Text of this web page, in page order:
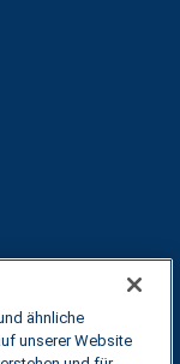
ähnliche
unserer Website